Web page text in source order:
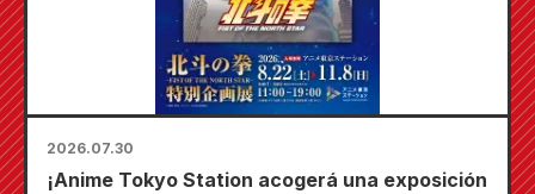
2026.07.30
¡Anime Tokyo Station acogerá una exposición